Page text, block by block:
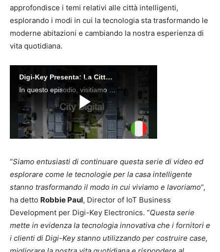
approfondisce i temi relativi alle città intelligenti,
esplorando i modi in cui la tecnologia sta trasformando le
moderne abitazioni e cambiando la nostra esperienza di
vita quotidiana.
“Siamo entusiasti di continuare questa serie di video ed
esplorare come le tecnologie per la casa intelligente
stanno trasformando il modo in cui viviamo e lavoriamo“,
ha detto Robbie Paul, Director of IoT Business
Development per Digi-Key Electronics. “Questa serie
mette in evidenza la tecnologia innovativa che i fornitori e
i clienti di Digi-Key stanno utilizzando per costruire case,